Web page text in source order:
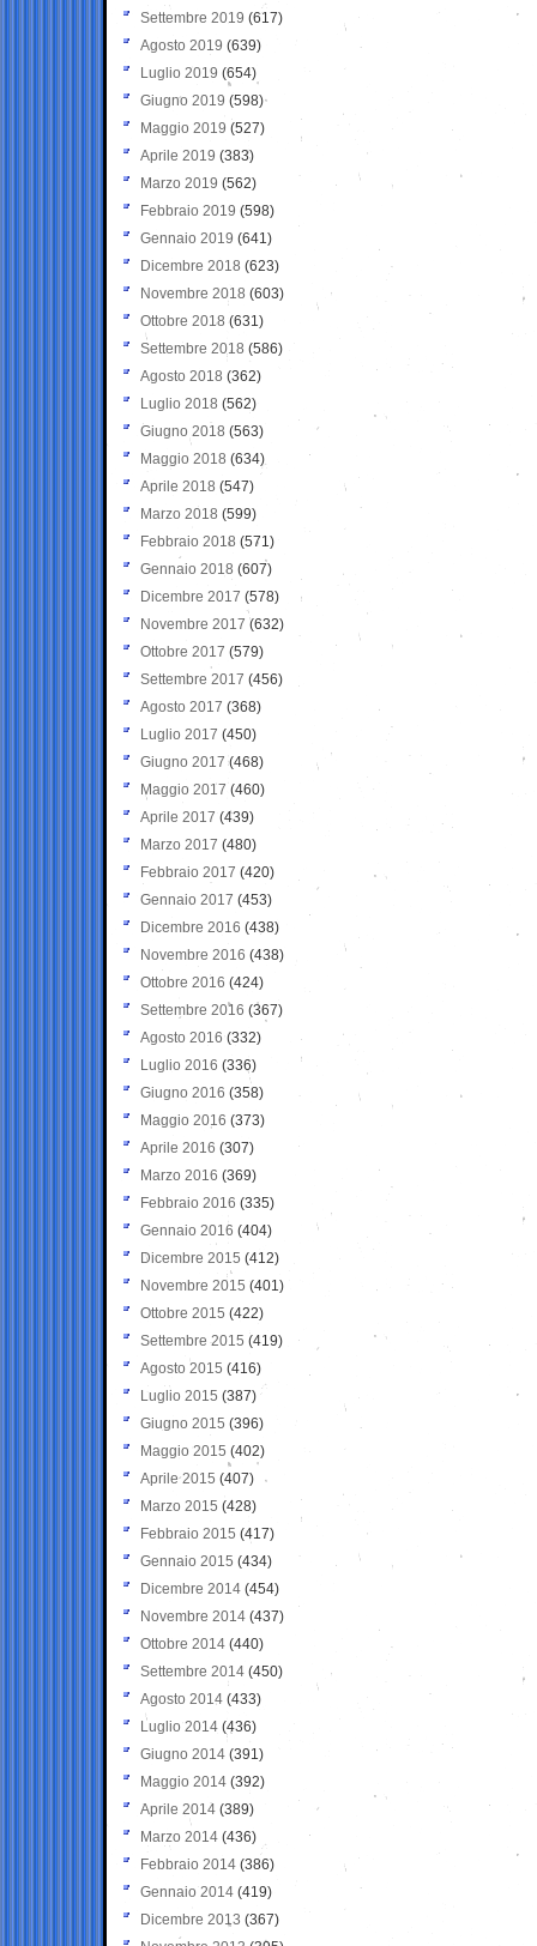
Settembre 2019 (617)
Agosto 2019 (639)
Luglio 2019 (654)
Giugno 2019 (598)
Maggio 2019 (527)
Aprile 2019 (383)
Marzo 2019 (562)
Febbraio 2019 (598)
Gennaio 2019 (641)
Dicembre 2018 (623)
Novembre 2018 (603)
Ottobre 2018 (631)
Settembre 2018 (586)
Agosto 2018 (362)
Luglio 2018 (562)
Giugno 2018 (563)
Maggio 2018 (634)
Aprile 2018 (547)
Marzo 2018 (599)
Febbraio 2018 (571)
Gennaio 2018 (607)
Dicembre 2017 (578)
Novembre 2017 (632)
Ottobre 2017 (579)
Settembre 2017 (456)
Agosto 2017 (368)
Luglio 2017 (450)
Giugno 2017 (468)
Maggio 2017 (460)
Aprile 2017 (439)
Marzo 2017 (480)
Febbraio 2017 (420)
Gennaio 2017 (453)
Dicembre 2016 (438)
Novembre 2016 (438)
Ottobre 2016 (424)
Settembre 2016 (367)
Agosto 2016 (332)
Luglio 2016 (336)
Giugno 2016 (358)
Maggio 2016 (373)
Aprile 2016 (307)
Marzo 2016 (369)
Febbraio 2016 (335)
Gennaio 2016 (404)
Dicembre 2015 (412)
Novembre 2015 (401)
Ottobre 2015 (422)
Settembre 2015 (419)
Agosto 2015 (416)
Luglio 2015 (387)
Giugno 2015 (396)
Maggio 2015 (402)
Aprile 2015 (407)
Marzo 2015 (428)
Febbraio 2015 (417)
Gennaio 2015 (434)
Dicembre 2014 (454)
Novembre 2014 (437)
Ottobre 2014 (440)
Settembre 2014 (450)
Agosto 2014 (433)
Luglio 2014 (436)
Giugno 2014 (391)
Maggio 2014 (392)
Aprile 2014 (389)
Marzo 2014 (436)
Febbraio 2014 (386)
Gennaio 2014 (419)
Dicembre 2013 (367)